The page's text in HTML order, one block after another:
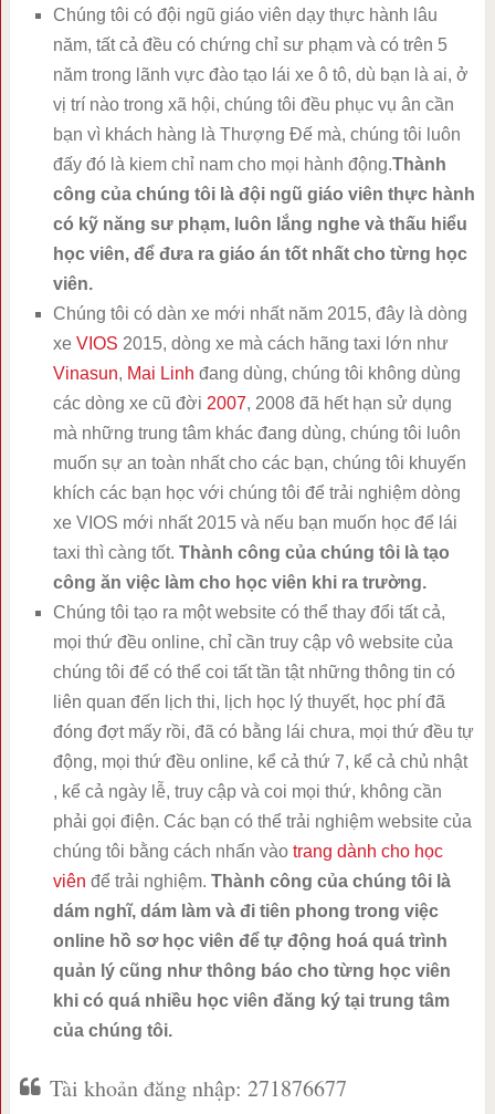
Chúng tôi có đội ngũ giáo viên dạy thực hành lâu
năm, tất cả đều có chứng chỉ sư phạm và có trên 5
năm trong lãnh vực đào tạo lái xe ô tô, dù bạn là ai, ở
vị trí nào trong xã hội, chúng tôi đều phục vụ ân cần
bạn vì khách hàng là Thượng Đế mà, chúng tôi luôn
đấy đó là kiem chỉ nam cho mọi hành động.Thành
công của chúng tôi là đội ngũ giáo viên thực hành
có kỹ năng sư phạm, luôn lắng nghe và thấu hiểu
học viên, để đưa ra giáo án tốt nhất cho từng học
viên.
Chúng tôi có dàn xe mới nhất năm 2015, đây là dòng
xe VIOS 2015, dòng xe mà cách hãng taxi lớn như
Vinasun, Mai Linh đang dùng, chúng tôi không dùng
các dòng xe cũ đời 2007, 2008 đã hết hạn sử dụng
mà những trung tâm khác đang dùng, chúng tôi luôn
muốn sự an toàn nhất cho các bạn, chúng tôi khuyến
khích các bạn học với chúng tôi để trải nghiệm dòng
xe VIOS mới nhất 2015 và nếu bạn muốn học để lái
taxi thì càng tốt. Thành công của chúng tôi là tạo
công ăn việc làm cho học viên khi ra trường.
Chúng tôi tạo ra một website có thể thay đổi tất cả,
mọi thứ đều online, chỉ cần truy cập vô website của
chúng tôi để có thể coi tất tần tật những thông tin có
liên quan đến lịch thi, lịch học lý thuyết, học phí đã
đóng đợt mấy rồi, đã có bằng lái chưa, mọi thứ đều tự
động, mọi thứ đều online, kể cả thứ 7, kể cả chủ nhật
, kể cả ngày lễ, truy cập và coi mọi thứ, không cần
phải gọi điện. Các bạn có thể trải nghiệm website của
chúng tôi bằng cách nhấn vào trang dành cho học
viên để trải nghiệm. Thành công của chúng tôi là
dám nghĩ, dám làm và đi tiên phong trong việc
online hồ sơ học viên để tự động hoá quá trình
quản lý cũng như thông báo cho từng học viên
khi có quá nhiều học viên đăng ký tại trung tâm
của chúng tôi.
Tài khoản đăng nhập: 271876677